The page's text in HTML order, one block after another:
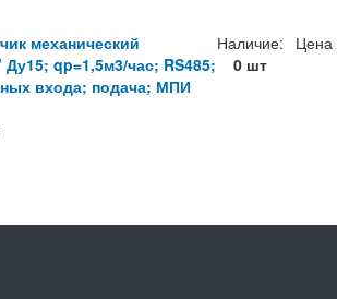
механический
qp=1,5м3/час; RS485;
входа; подача; МПИ
Наличие:
0 шт
Цена